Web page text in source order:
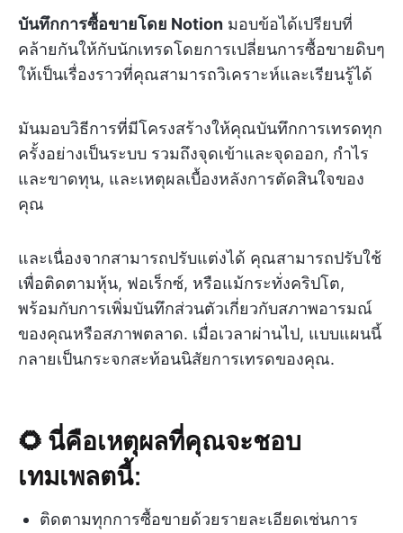
บันทึกการซื้อขายโดย Notion มอบข้อได้เปรียบที่
คล้ายกันให้กับนักเทรดโดยการเปลี่ยนการซื้อขายดิบๆ
ให้เป็นเรื่องราวที่คุณสามารถวิเคราะห์และเรียนรู้ได้
มันมอบวิธีการที่มีโครงสร้างให้คุณบันทึกการเทรดทุก
ครั้งอย่างเป็นระบบ รวมถึงจุดเข้าและจุดออก, กำไร
และขาดทุน, และเหตุผลเบื้องหลังการตัดสินใจของ
คุณ
และเนื่องจากสามารถปรับแต่งได้ คุณสามารถปรับใช้
เพื่อติดตามหุ้น, ฟอเร็กซ์, หรือแม้กระทั่งคริปโต,
พร้อมกับการเพิ่มบันทึกส่วนตัวเกี่ยวกับสภาพอารมณ์
ของคุณหรือสภาพตลาด. เมื่อเวลาผ่านไป, แบบแผนนี้
กลายเป็นกระจกสะท้อนนิสัยการเทรดของคุณ.
🌻 นี่คือเหตุผลที่คุณจะชอบ
เทมเพลตนี้:
ติดตามทุกการซื้อขายด้วยรายละเอียดเช่นการ